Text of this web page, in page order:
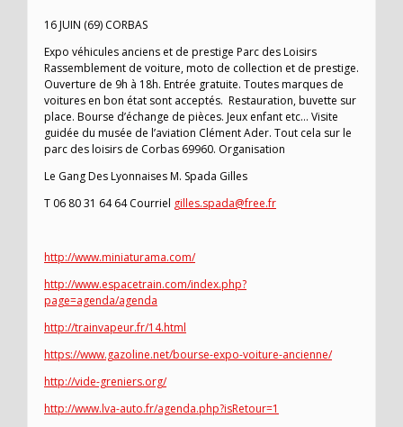
16 JUIN (69) CORBAS
Expo véhicules anciens et de prestige Parc des Loisirs
Rassemblement de voiture, moto de collection et de prestige.
Ouverture de 9h à 18h. Entrée gratuite. Toutes marques de
voitures en bon état sont acceptés. Restauration, buvette sur
place. Bourse d’échange de pièces. Jeux enfant etc… Visite
guidée du musée de l’aviation Clément Ader. Tout cela sur le
parc des loisirs de Corbas 69960. Organisation
Le Gang Des Lyonnaises M. Spada Gilles
T 06 80 31 64 64 Courriel gilles.spada@free.fr
http://www.miniaturama.com/
http://www.espacetrain.com/index.php?
page=agenda/agenda
http://trainvapeur.fr/14.html
https://www.gazoline.net/bourse-expo-voiture-ancienne/
http://vide-greniers.org/
http://www.lva-auto.fr/agenda.php?isRetour=1